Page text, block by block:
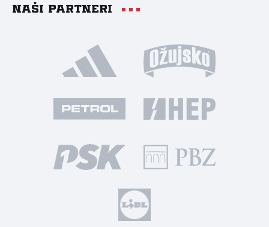
Naši partneri